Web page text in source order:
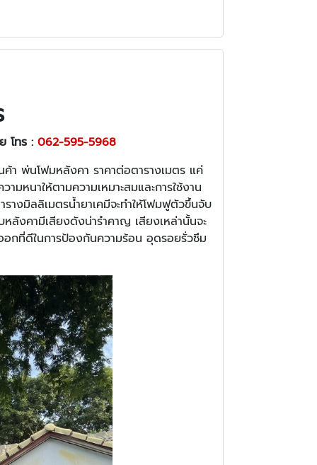
โทร : 062-595-5968
า พ่นโฟมหลังคา ราคาต่อตารางเมตร แค่
หนาให้ตามความเหมาะสมและการใช้งาน
งมิลลิเมตรน้ำยาเคมีจะทำให้โฟมฟูตัวขึ้นจับ
ลังคามีเสียงดังน่ารำคาญ เสียงเหล่านั้นจะ
อกที่ดีในการป้องกันความร้อน อุดรอยรั่วซึม